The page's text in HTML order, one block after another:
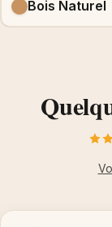
Bois Naturel